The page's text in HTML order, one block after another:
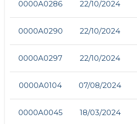
0000A0286 22/10/2024
0000A0290 22/10/2024
0000A0297 22/10/2024
0000A0104 07/08/2024
0000A0045 18/03/2024